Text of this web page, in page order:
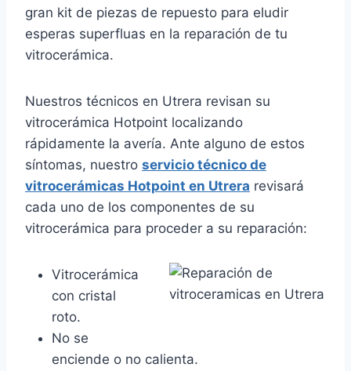
gran kit de piezas de repuesto para eludir
esperas superfluas en la reparación de tu
vitrocerámica.
Nuestros técnicos en Utrera revisan su
vitrocerámica Hotpoint localizando
rápidamente la avería. Ante alguno de estos
síntomas, nuestro servicio técnico de
vitrocerámicas Hotpoint en Utrera revisará
cada uno de los componentes de su
vitrocerámica para proceder a su reparación:
Vitrocerámica
con cristal
roto.
No se
enciende o no calienta.